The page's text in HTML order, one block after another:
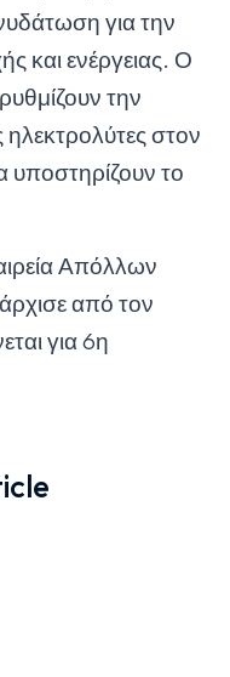
για την
και ενέργειας. Ο
την
στον
υποστηρίζουν το
Απόλλων
από τον
για 6η